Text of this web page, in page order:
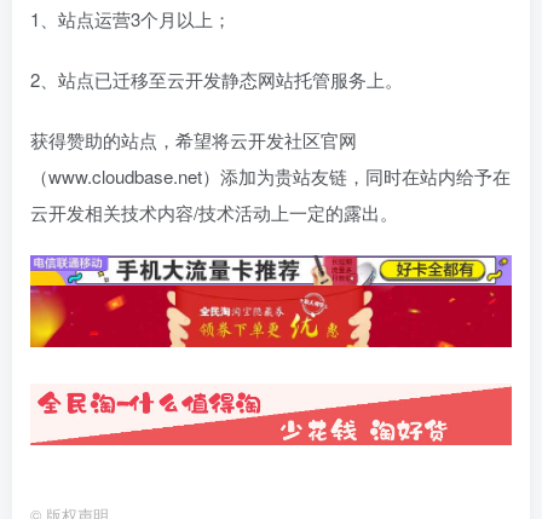
1、站点运营3个月以上；
2、站点已迁移至云开发静态网站托管服务上。
获得赞助的站点，希望将云开发社区官网
（www.cloudbase.net）添加为贵站友链，同时在站内给予在
云开发相关技术内容/技术活动上一定的露出。